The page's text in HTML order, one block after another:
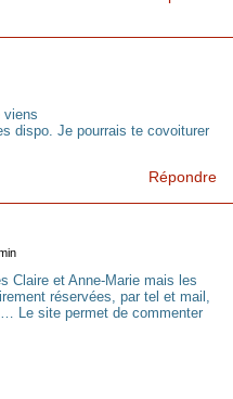
viens
dispo. Je pourrais te covoiturer
Répondre
Claire et Anne-Marie mais les
réservées, par tel et mail,
Le site permet de commenter